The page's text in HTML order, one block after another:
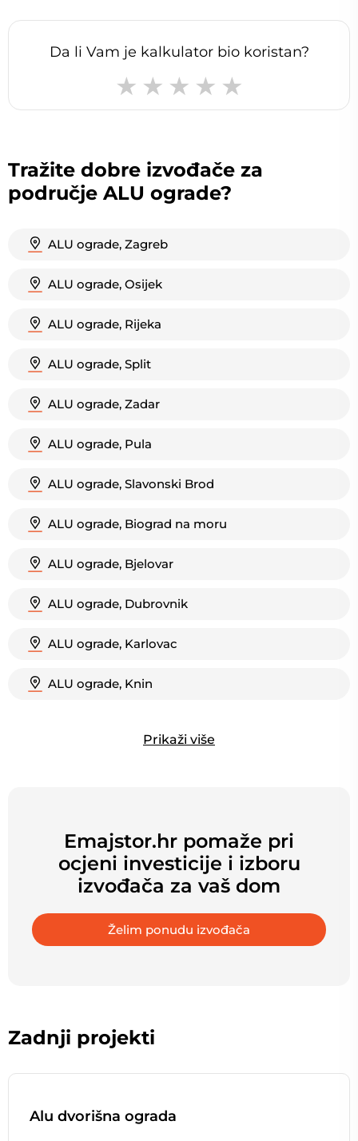
Da li Vam je kalkulator bio koristan?
Tražite dobre izvođače za
područje ALU ograde?
ALU ograde, Zagreb
ALU ograde, Osijek
ALU ograde, Rijeka
ALU ograde, Split
ALU ograde, Zadar
ALU ograde, Pula
ALU ograde, Slavonski Brod
ALU ograde, Biograd na moru
ALU ograde, Bjelovar
ALU ograde, Dubrovnik
ALU ograde, Karlovac
ALU ograde, Knin
Prikaži više
Emajstor.hr pomaže pri
ocjeni investicije i izboru
izvođača za vaš dom
Želim ponudu izvođača
Zadnji projekti
Alu dvorišna ograda